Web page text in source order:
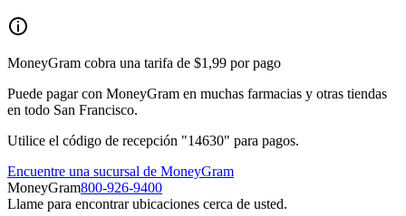
MoneyGram cobra una tarifa de $1,99 por pago
Puede pagar con MoneyGram en muchas farmacias y otras tiendas
en todo San Francisco.
Utilice el código de recepción "14630" para pagos.
Encuentre una sucursal de MoneyGram
MoneyGram800-926-9400
Llame para encontrar ubicaciones cerca de usted.